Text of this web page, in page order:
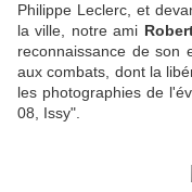
Philippe Leclerc, et
la ville, notre ami
reconnaissance de son
aux combats, dont la
les photographies de
08, Issy".